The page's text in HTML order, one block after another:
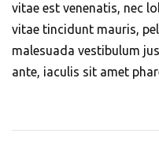
vitae est venenatis, nec
vitae tincidunt mauris,
malesuada vestibulum
ante, iaculis sit amet